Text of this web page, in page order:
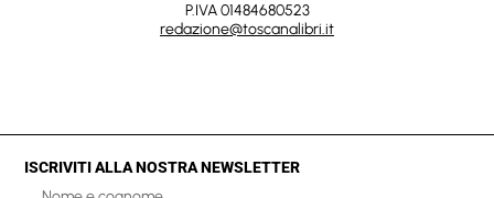
P.IVA 01484680523
redazione@toscanalibri.it
ISCRIVITI ALLA NOSTRA NEWSLETTER